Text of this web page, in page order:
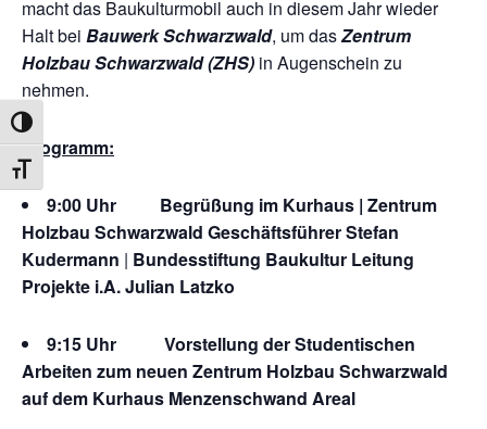
UMSCHALTEN AUF HOHE KONTRASTE
SCHRIFT VERGRÖSSERN
macht das Baukulturmobil auch in diesem Jahr wieder
Halt bei Bauwerk Schwarzwald, um dasZentrum
Holzbau Schwarzwald (ZHS) in Augenschein zu
nehmen.
Programm:
9:00 Uhr Begrüßung im Kurhaus | Zentrum
Holzbau Schwarzwald Geschäftsführer Stefan
Kudermann | Bundesstiftung Baukultur Leitung
Projekte i.A. Julian Latzko
9:15 Uhr Vorstellung der Studentischen
Arbeiten zum neuen Zentrum Holzbau Schwarz­wald
auf dem Kurhaus Menzenschwand Areal